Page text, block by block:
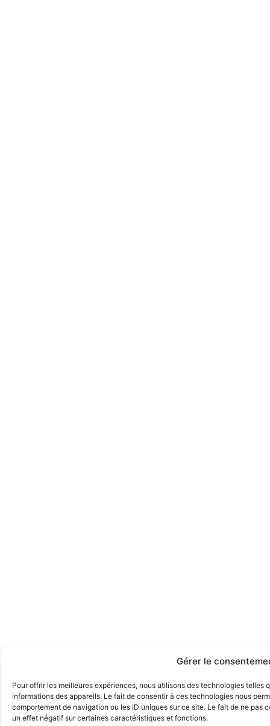
Gérer le
Pour offrir les meilleures expériences, nous utilisons des technologies
informations des appareils. Le fait de consentir à ces technologies nous
comportement de navigation ou les ID uniques sur ce site. Le fait de ne pas
un effet négatif sur certaines caractéristiques et fonctions.